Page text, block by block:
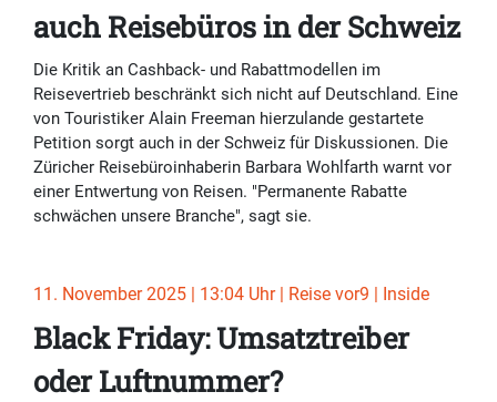
auch Reisebüros in der Schweiz
Die Kritik an Cashback- und Rabattmodellen im
Reisevertrieb beschränkt sich nicht auf Deutschland. Eine
von Touristiker Alain Freeman hierzulande gestartete
Petition sorgt auch in der Schweiz für Diskussionen. Die
Züricher Reisebüroinhaberin Barbara Wohlfarth warnt vor
einer Entwertung von Reisen. "Permanente Rabatte
schwächen unsere Branche", sagt sie.
11. November 2025 | 13:04 Uhr | Reise vor9 | Inside
Black Friday: Umsatztreiber
oder Luftnummer?